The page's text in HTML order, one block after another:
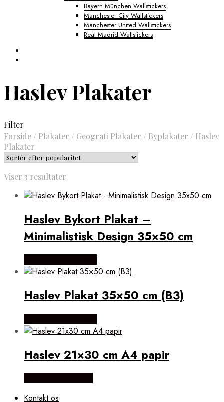
Bayern München Wallstickers
Manchester City Wallstickers
Manchester United Wallstickers
Real Madrid Wallstickers
Haslev Plakater
Filter
Forside / Plakater / Geografi Plakater / Byplakater / Haslev
Plakater
Viser 3 resultater
popularitet
Haslev Bykort Plakat –
Minimalistisk Design 35×50 cm
Haslev Plakat 35×50 cm (B3)
Haslev 21×30 cm A4 papir
Kontakt os